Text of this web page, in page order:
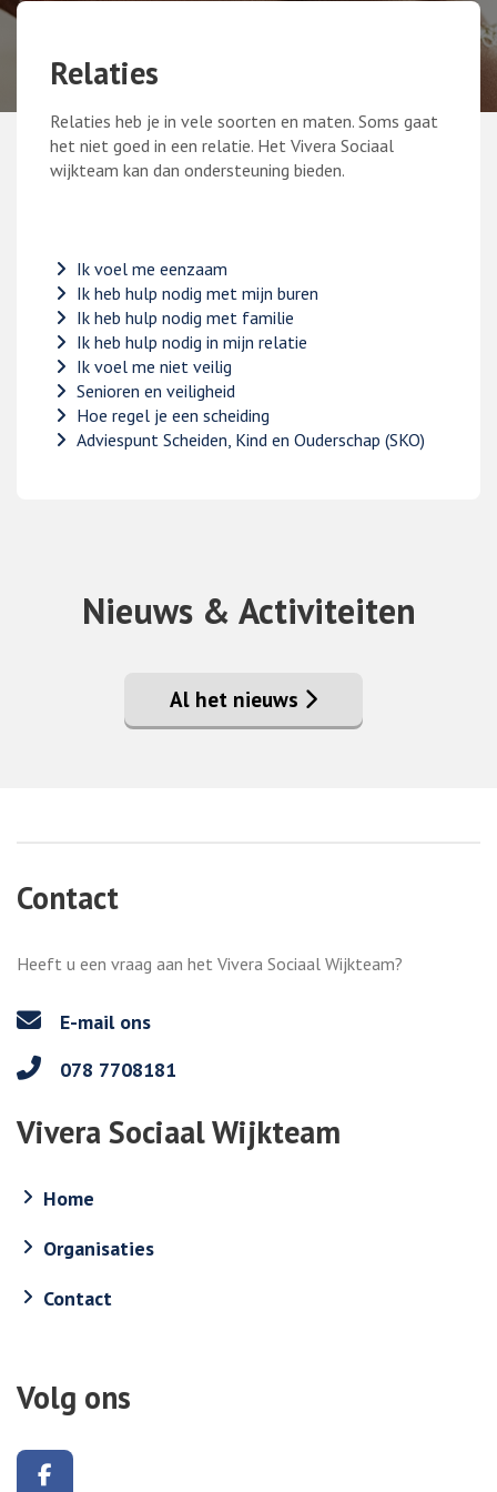
Relaties
Relaties heb je in vele soorten en maten. Soms gaat
het niet goed in een relatie. Het Vivera Sociaal
wijkteam kan dan ondersteuning bieden.
Ik voel me eenzaam
Ik heb hulp nodig met mijn buren
Ik heb hulp nodig met familie
Ik heb hulp nodig in mijn relatie
Ik voel me niet veilig
Senioren en veiligheid
Hoe regel je een scheiding
Adviespunt Scheiden, Kind en Ouderschap (SKO)
Nieuws & Activiteiten
Al het nieuws
Contact
Heeft u een vraag aan het Vivera Sociaal Wijkteam?
E-mail ons
078 7708181
Vivera Sociaal Wijkteam
Home
Organisaties
Contact
Volg ons